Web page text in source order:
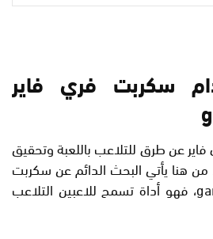
سكربت فري فاير
عن طرق للتلاعب باللعبة وتحقيق
من هنا يأتي البحث الدائم عن سكربت
فري فاير game guardian، فهو أداة تسمح للاعبين التلاعب